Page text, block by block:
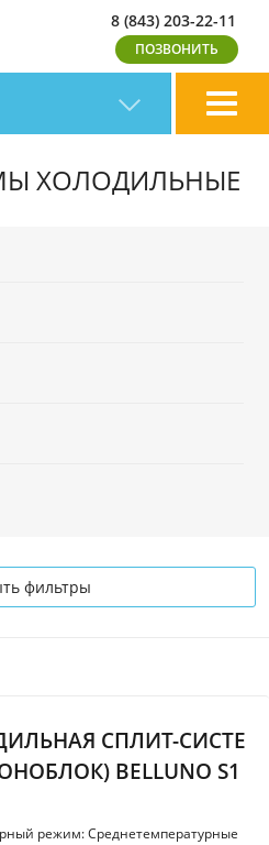
8 (843) 203-22-11
ХОЛОДИЛЬНЫЕ
фильтры
СПЛИТ-СИСТЕ
BELLUNO S1
режим: Среднетемпературные